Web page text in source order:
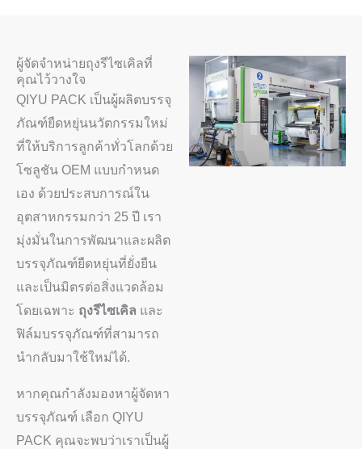
ผู้จัดจำหน่ายถุงรีไซเคิลที่
คุณไว้วางใจ
QIYU PACK เป็นผู้ผลิตบรรจุ
ภัณฑ์ยืดหยุ่นนวัตกรรมใหม่
ที่ให้บริการลูกค้าทั่วโลกด้วย
โซลูชัน OEM แบบกำหนด
เอง ด้วยประสบการณ์ใน
อุตสาหกรรมกว่า 25 ปี เรา
มุ่งมั่นในการพัฒนาและผลิต
บรรจุภัณฑ์ยืดหยุ่นที่ยั่งยืน
และเป็นมิตรต่อสิ่งแวดล้อม
โดยเฉพาะ ถุงรีไซเคิล และ
ฟิล์มบรรจุภัณฑ์ที่สามารถ
นำกลับมาใช้ใหม่ได้.
หากคุณกำลังมองหาผู้จัดหา
บรรจุภัณฑ์ เลือก QIYU
PACK คุณจะพบว่าเราเป็นผู้